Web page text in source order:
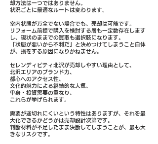
却方法は一つではありません。
状況ごとに最適なルートは変わります。
室内状態が万全でない場合でも、売却は可能です。
リフォーム前提で購入を検討する層も一定数存在します
し、現状のままでの買取も選択肢になります。
「状態が悪いから不利だ」と決めつけてしまうこと自体
が、損をする原因になりかねません。
セレンディピティ北沢が売却しやすい理由として、
北沢エリアのブランド力、
都心へのアクセス性、
文化的魅力による継続的な人気、
単身・投資需要の重なり、
これらが挙げられます。
需要が途切れにくいという特性はありますが、それを最
大化できるかどうかは売却設計次第です。
判断材料が不足したまま決断してしまうことが、最も大
きなリスクです。